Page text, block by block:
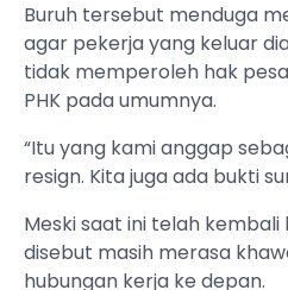
Buruh tersebut menduga
agar pekerja yang keluar
tidak memperoleh hak
PHK pada umumnya.
“Itu yang kami anggap
resign. Kita juga ada bukti
Meski saat ini telah
disebut masih merasa
hubungan kerja ke depan.